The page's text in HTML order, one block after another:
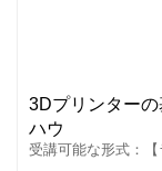
3Dプリンター
ハウ
受講可能な形式：